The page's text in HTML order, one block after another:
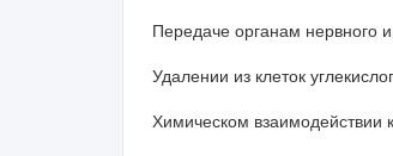
Передаче органам нервного
Удалении из клеток
Химическом взаимодействии